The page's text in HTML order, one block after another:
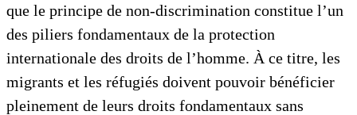
que le principe de non-discrimination constitue l’un
des piliers fondamentaux de la protection
internationale des droits de l’homme. À ce titre, les
migrants et les réfugiés doivent pouvoir bénéficier
pleinement de leurs droits fondamentaux sans